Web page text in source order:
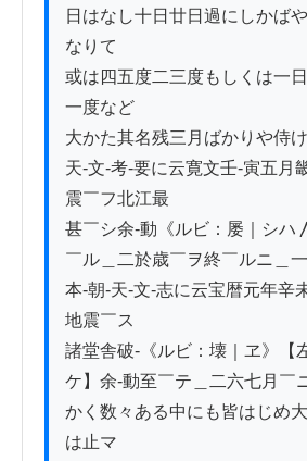
日はなし十日廿日過にしかば
なりて
或は四五度二三度もしくは一
一度など
大かた其名残三月ばかりや侍
天-文-考-要に云寛文壬-寅五月
震￣フ北江最
甚￣シ余-動《ルビ：屡｜シハ
￣ル＿二於歳￣ヲ終￣ルニ＿一
本-朝-天-文-志に云宝暦元年辛
地震￣ス
諸堂舎破-《ルビ：壊｜ヱ》【
ケ】余-動至￣テ＿二六七月￣
かく数々ある中にも皆はじめ
は止マ